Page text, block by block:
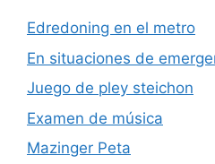
Edredoning en el metro
En situaciones de
Juego de pley steichon
Examen de música
Mazinger Peta